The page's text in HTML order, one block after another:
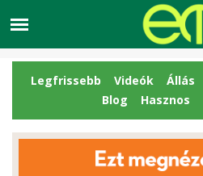
Legfrissebb Videók Állás
Blog
Hasznos